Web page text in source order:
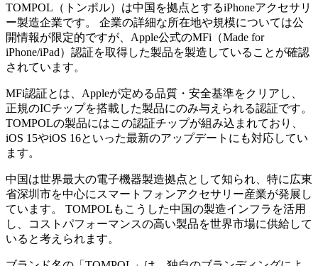
TOMPOL（トンポル）は中国を拠点とするiPhoneアクセサリ
ー製造企業です。 企業の詳細な所在地や規模については公
開情報が限定的ですが、Apple公式のMFi（Made for
iPhone/iPad）認証を取得した製品を製造していることが確認
されています。
MFi認証とは、Appleが定める品質・安全基準をクリアし、
正規のICチップを搭載した製品にのみ与えられる認証です。
TOMPOLの製品にはこの認証チップが組み込まれており、
iOS 15やiOS 16といった最新のアップデートにも対応してい
ます。
中国は世界最大の電子機器製造拠点として知られ、特に広東
省深圳市を中心にスマートフォンアクセサリー産業が発展し
ています。 TOMPOLもこうした中国の製造インフラを活用
し、コストパフォーマンスの高い製品を世界市場に供給して
いると考えられます。